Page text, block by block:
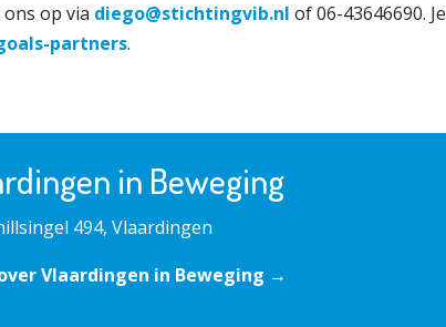
op via diego@stichtingvib.nl of 06-43646690. Je
partners.
in Beweging
494, Vlaardingen
Vlaardingen in Beweging →